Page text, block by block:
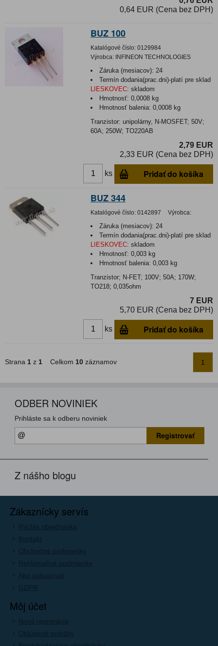
0,64 EUR (Cena bez DPH)
BUZ 100
Katalógové číslo: 0129984
Výrobca: INFINEON TECHNOLOGIES
Záruka (mesiacov): 24
Termín dodania(prac.dni)-platí pre sklad
LIESKOVEC: skladom
Hmotnosť:0,0008 kg
Hmotnosť balenia:0,0008 kg
Tranzistor: unipolárny, N-MOSFET; 50V;
60A; 250W; TO220AB
2,79 EUR
2,33 EUR (Cena bez DPH)
ks Pridať do košíka
BUZ 344
Katalógové číslo: 0142897 Výrobca:
Záruka (mesiacov): 24
Termín dodania(prac.dni)-platí pre sklad
LIESKOVEC: skladom
Hmotnosť:0,003 kg
Hmotnosť balenia:0,003 kg
Tranzistor; N-FET; 100V; 50A; 170W;
TO218; 0,035ohm
7 EUR
5,70 EUR (Cena bez DPH)
ks Pridať do košíka
Strana 1 z 1 Celkom 10 záznamov 1
ODBER NOVINIEK
Prihláste sa k odberu noviniek
Registrovať
Z nášho blogu
Zákaznícky servís
Rýchla objednávka
Kontakt
Obchodné podmienky
Reklamačné podmienky
Ako nakupovať
GDPR
Môj účet
Nová registrácia
Oblúbené položky